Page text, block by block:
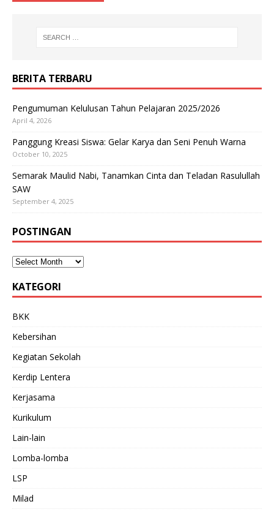
BERITA TERBARU
Pengumuman Kelulusan Tahun Pelajaran 2025/2026
April 4, 2026
Panggung Kreasi Siswa: Gelar Karya dan Seni Penuh Warna
October 10, 2025
Semarak Maulid Nabi, Tanamkan Cinta dan Teladan Rasulullah
SAW
September 4, 2025
POSTINGAN
KATEGORI
BKK
Kebersihan
Kegiatan Sekolah
Kerdip Lentera
Kerjasama
Kurikulum
Lain-lain
Lomba-lomba
LSP
Milad